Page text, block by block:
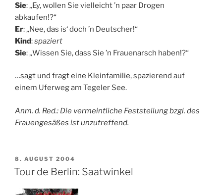
Sie: „Ey, wollen Sie vielleicht ’n paar Drogen
abkaufen!?“
Er: „Nee, das is‘ doch ’n Deutscher!“
Kind:spaziert
Sie: „Wissen Sie, dass Sie ’n Frauenarsch haben!?“
…sagt und fragt eine Kleinfamilie, spazierend auf
einem Uferweg am Tegeler See.
Anm. d. Red.: Die vermeintliche Feststellung bzgl. des
Frauengesäßes ist unzutreffend.
VERÖFFENTLICHT
AM
8. AUGUST 2004
Tour de Berlin: Saatwinkel